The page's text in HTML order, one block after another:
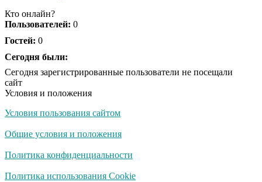
Кто онлайн?
Пользователей: 0
Гостей: 0
Сегодня были:
Сегодня зарегистрированные пользователи не посещали
сайт
Условия и положения
Условия пользования сайтом
Общие условия и положения
Политика конфиденциальности
Политика использования Cookie